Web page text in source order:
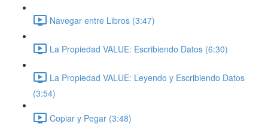
Navegar entre Libros (3:47)
La Propiedad VALUE: Escribiendo Datos (6:30)
La Propiedad VALUE: Leyendo y Escribiendo Datos
(3:54)
Copiar y Pegar (3:48)